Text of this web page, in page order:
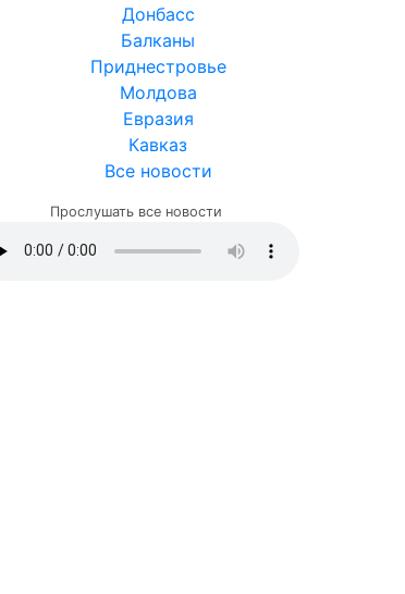
Донбасс
Балканы
Приднестровье
Молдова
Евразия
Кавказ
Все новости
Прослушать все новости